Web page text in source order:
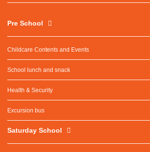
Pre School
Childcare Contents and Events
School lunch and snack
Health & Security
Excursion bus
Saturday School